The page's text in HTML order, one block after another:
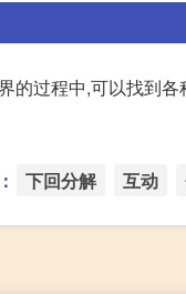
的过程中,可以找到
下回分解 互动